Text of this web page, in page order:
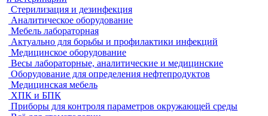
Стерилизация и дезинфекция
Аналитическое оборудование
Мебель лабораторная
Актуально для борьбы и профилактики инфекций
Медицинское оборудование
Весы лабораторные, аналитические и медицинские
Оборудование для определения нефтепродуктов
Медицинская мебель
ХПК и БПК
Приборы для контроля параметров окружающей среды